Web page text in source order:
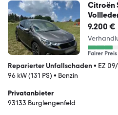
Citroën
9.200 €
Fairer Preis
Reparierter Unfallschaden• EZ
96 kW (131 PS) • Benzin
Privatanbieter
93133 Burglengenfeld